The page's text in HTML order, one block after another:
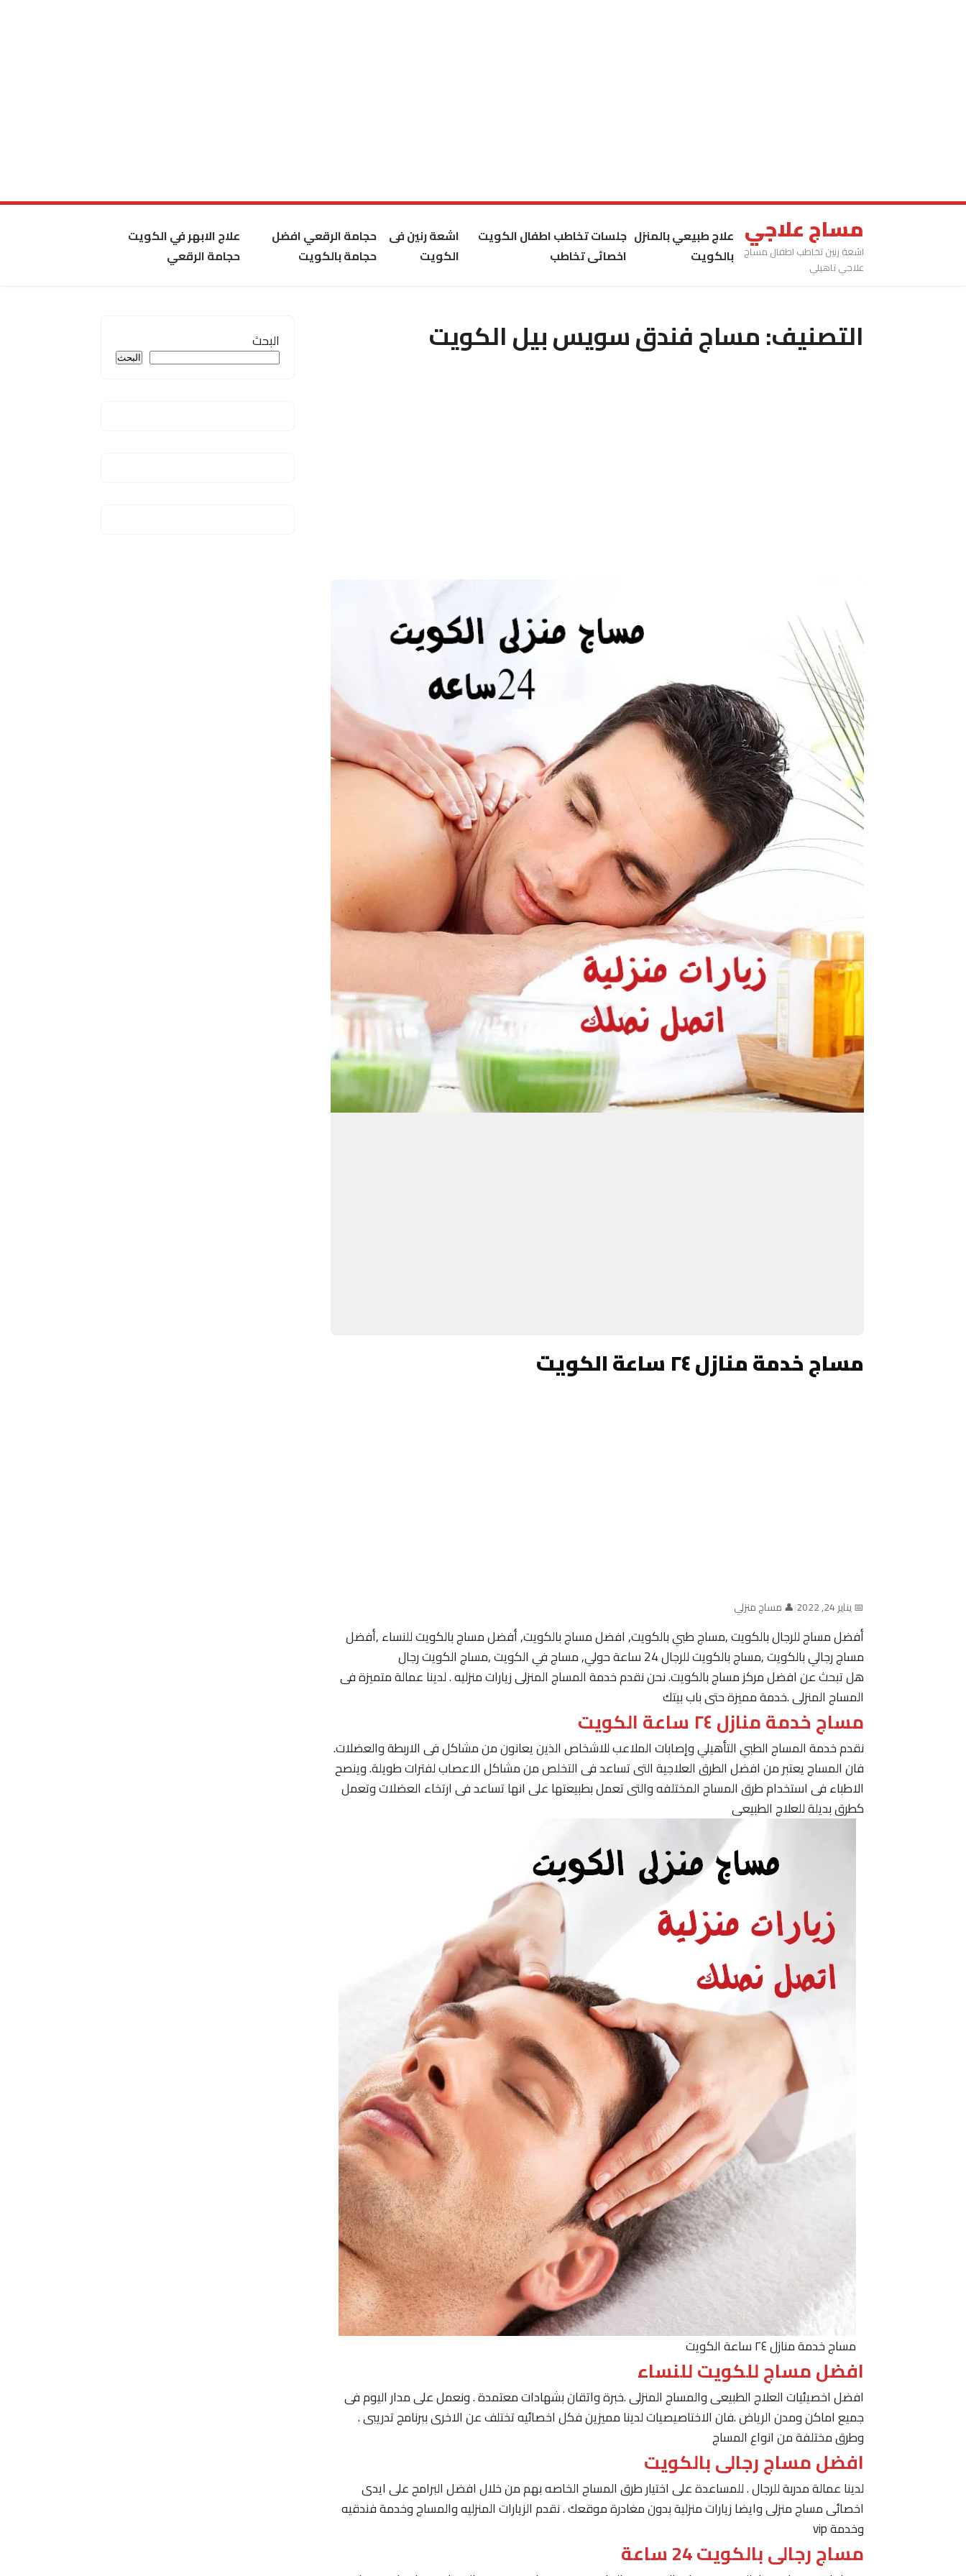
مساج علاجي
اشعة رنين تخاطب اطفال مساج
علاجي تاهيلي
علاج طبيعي بالمنزل
بالكويت
جلسات تخاطب اطفال الكويت
اخصائى تخاطب
اشعة رنين فى
الكويت
حجامة الرقعي افضل
حجامة بالكويت
علاج الابهر في الكويت
حجامة الرقعي
التصنيف:مساج فندق سويس بيل الكويت
مساج خدمة منازل ٢٤ ساعة الكويت
📅 يناير 24, 2022 |👤 مساج منزلي
أفضل مساج للرجال بالكويت ,مساج طبي بالكويت, افضل مساج بالكويت, أفضل مساج بالكويت للنساء ,أفضل
مساج رجالي بالكويت ,مساج بالكويت للرجال 24 ساعة حولي, مساج في الكويت ,مساج الكويت رجال
هل تبحث عن افضل مركز مساج بالكويت. نحن نقدم خدمة المساج المنزلى زيارات منزليه . لدينا عمالة متميزة فى
المساج المنزلى .خدمة مميزة حتى باب بيتك
مساج خدمة منازل ٢٤ ساعة الكويت
نقدم خدمة المساج الطبي التأهيلي وإصابات الملاعب للاشخاص الذين يعانون من مشاكل فى الاربطة والعضلات.
فان المساج يعتبر من افضل الطرق العلاجية التى تساعد فى التخلص من مشاكل الاعصاب لفترات طويلة. وينصح
الاطباء فى استخدام طرق المساج المختلفه والتى تعمل بطبيعتها على انها تساعد فى ارتخاء العضلات وتعمل
كطرق بديلة للعلاج الطبيعى
مساج خدمة منازل ٢٤ ساعة الكويت
افضل مساج للكويت للنساء
افضل اخصيئيات العلاج الطبيعى والمساج المنزلى .خبرة واتقان بشهادات معتمدة . ونعمل على مدار اليوم فى
جميع اماكن ومدن الرياض .فان الاختاصيصيات لدينا مميزين فكل اخصائيه تختلف عن الاخرى ببرنامج تدريبى .
وطرق مختلفة من انواع المساج
افضل مساج رجالى بالكويت
لدينا عمالة مدربة للرجال . للمساعدة على اختيار طرق المساج الخاصه بهم من خلال افضل البرامج على ايدى
اخصائى مساج منزلى وايضا زيارات منزلية بدون مغادرة موقعك . نقدم الزيارات المنزليه والمساج وخدمة فندقيه
وخدمة vip
مساج رجالى بالكويت 24 ساعة
البحث
البحث